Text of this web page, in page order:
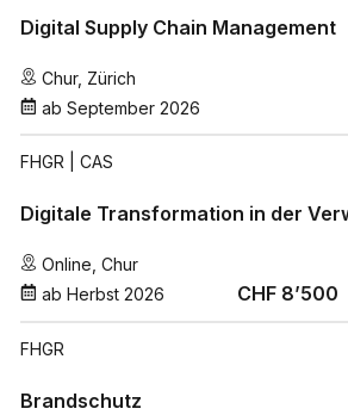
Digital Supply Chain Management
Chur, Zürich
ab September 2026
FHGR | CAS
Digitale Transformation in der
Online Chur
ab Herbst 2026 CHF 8’500
FHGR
Brandschutz